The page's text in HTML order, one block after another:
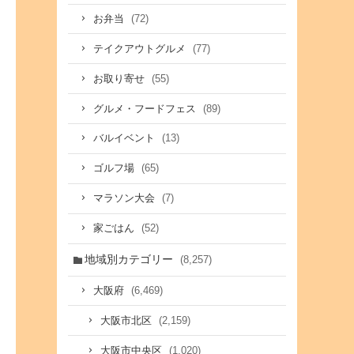
お弁当 (72)
テイクアウトグルメ (77)
お取り寄せ (55)
グルメ・フードフェス (89)
バルイベント (13)
ゴルフ場 (65)
マラソン大会 (7)
家ごはん (52)
地域別カテゴリー (8,257)
大阪府 (6,469)
大阪市北区 (2,159)
大阪市中央区 (1,020)